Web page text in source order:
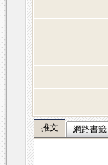
推文 網路書籤